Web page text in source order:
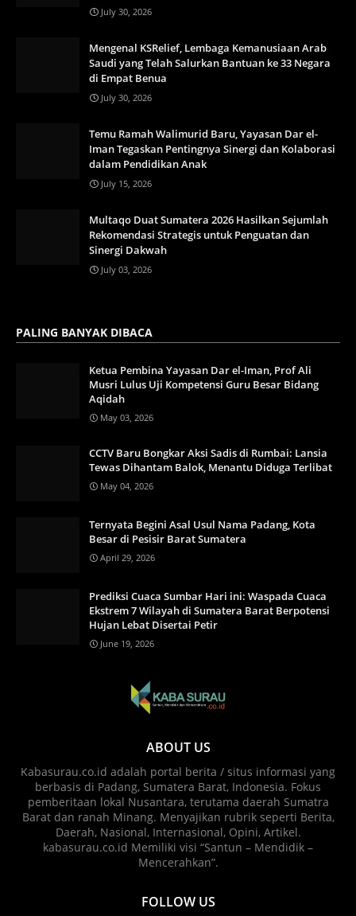
July 30, 2026
Mengenal KSRelief, Lembaga Kemanusiaan Arab
Saudi yang Telah Salurkan Bantuan ke 33 Negara
di Empat Benua
July 30, 2026
Temu Ramah Walimurid Baru, Yayasan Dar el-
Iman Tegaskan Pentingnya Sinergi dan Kolaborasi
dalam Pendidikan Anak
July 15, 2026
Multaqo Duat Sumatera 2026 Hasilkan Sejumlah
Rekomendasi Strategis untuk Penguatan dan
Sinergi Dakwah
July 03, 2026
PALING BANYAK DIBACA
Ketua Pembina Yayasan Dar el-Iman, Prof Ali
Musri Lulus Uji Kompetensi Guru Besar Bidang
Aqidah
May 03, 2026
CCTV Baru Bongkar Aksi Sadis di Rumbai: Lansia
Tewas Dihantam Balok, Menantu Diduga Terlibat
May 04, 2026
Ternyata Begini Asal Usul Nama Padang, Kota
Besar di Pesisir Barat Sumatera
April 29, 2026
Prediksi Cuaca Sumbar Hari ini: Waspada Cuaca
Ekstrem 7 Wilayah di Sumatera Barat Berpotensi
Hujan Lebat Disertai Petir
June 19, 2026
ABOUT US
Kabasurau.co.id adalah portal berita / situs informasi yang
berbasis di Padang, Sumatera Barat, Indonesia. Fokus
pemberitaan lokal Nusantara, terutama daerah Sumatra
Barat dan ranah Minang. Menyajikan rubrik seperti Berita,
Daerah, Nasional, Internasional, Opini, Artikel.
kabasurau.co.id Memiliki visi “Santun – Mendidik –
Mencerahkan”.
FOLLOW US